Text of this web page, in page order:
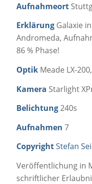
Aufnahmeort
ErklärungGalaxie
Andromeda,
86 % Phase!
OptikMeade LX-
Kamera Starlight
Belichtung240s
Aufnahmen 7
Copyright Stefan
Veröffentlichung in
schriftlicher